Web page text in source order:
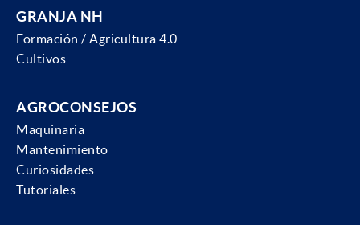
GRANJA NH
Formación / Agricultura 4.0
Cultivos
AGROCONSEJOS
Maquinaria
Mantenimiento
Curiosidades
Tutoriales